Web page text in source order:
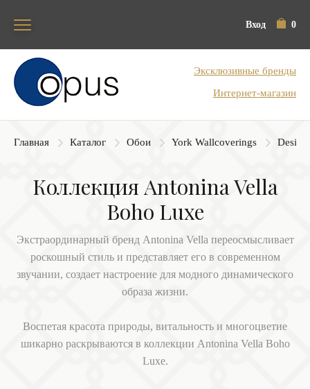
Вход 0
Блок поиска
Эксклюзивные бренды
Интернет-магазин
Главная Каталог Обои York Wallcoverings
Коллекция Antonina Vella
Boho Luxe
Экстраординарный бренд Antonina Vella переосмысливает
роскошный стиль и представляет его в современном
звучании, создает настроение для модного динамического
образа жизни.
Воспетая красота природы, витальность и многоцветие
шикарно раскрываются в коллекции Antonina Vella Boho
Luxe.